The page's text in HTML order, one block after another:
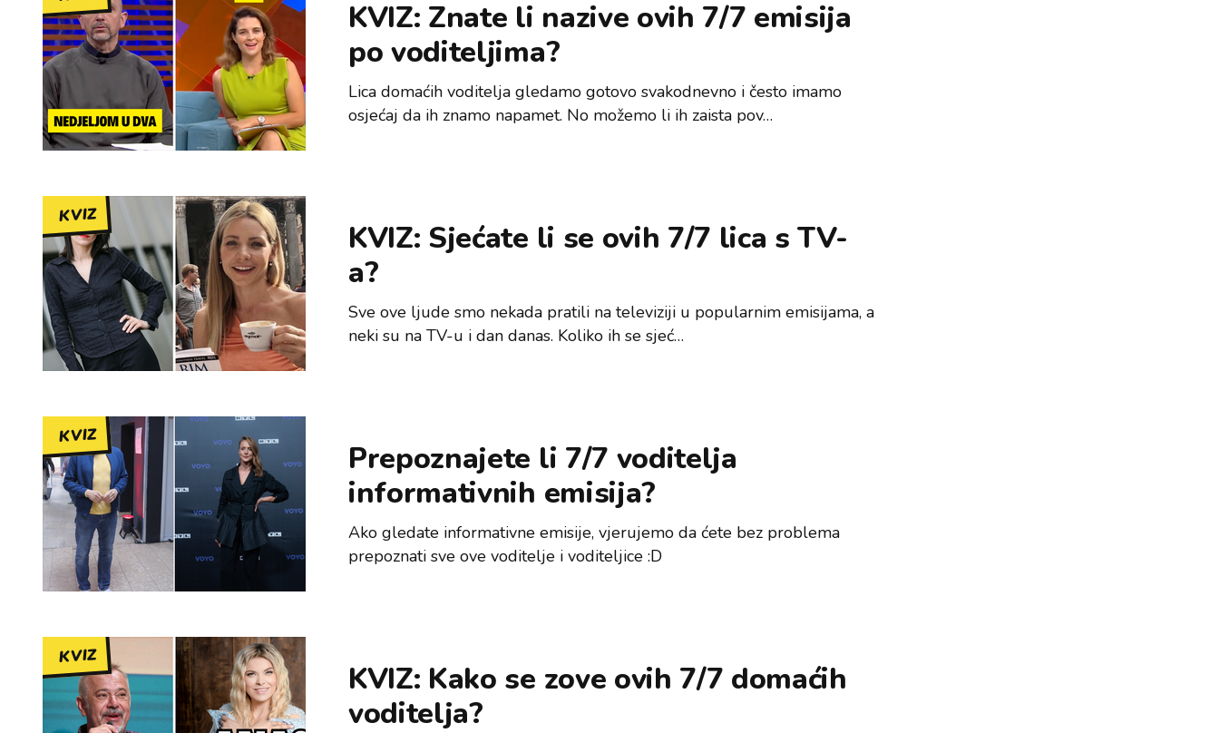
KVIZ: Znate li nazive ovih 7/7 emisija
po voditeljima?
Lica domaćih voditelja gledamo gotovo svakodnevno i često imamo
osjećaj da ih znamo napamet. No možemo li ih zaista pov…
KVIZ
KVIZ: Sjećate li se ovih 7/7 lica s TV-
a?
Sve ove ljude smo nekada pratili na televiziji u popularnim emisijama, a
neki su na TV-u i dan danas. Koliko ih se sjeć…
KVIZ
Prepoznajete li 7/7 voditelja
informativnih emisija?
Ako gledate informativne emisije, vjerujemo da ćete bez problema
prepoznati sve ove voditelje i voditeljice :D
KVIZ
KVIZ: Kako se zove ovih 7/7 domaćih
voditelja?